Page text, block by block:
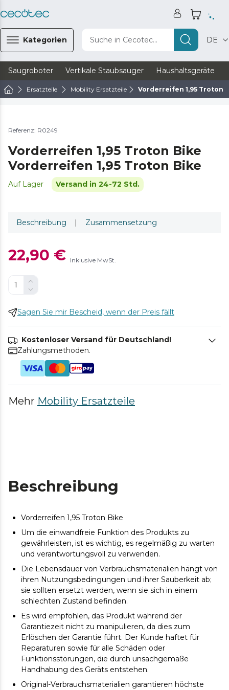
Kategorien Suche in Cecotec... DE
Saugroboter Vertikale Staubsauger Haushaltsgeräte
Ersatzteile Mobility Ersatzteile Vorderreifen 1,95 Troton
Referenz: R0249
Vorderreifen 1,95 Troton Bike
Vorderreifen 1,95 Troton Bike
Auf Lager Versand in 24-72 Std.
Beschreibung | Zusammensetzung
22,90 € Inklusive MwSt.
Sagen Sie mir Bescheid, wenn der Preis fällt
Kostenloser Versand für Deutschland!
Zahlungsmethoden.
Mehr Mobility Ersatzteile
Beschreibung
Vorderreifen 1,95 Troton Bike
Um die einwandfreie Funktion des Produkts zu
gewährleisten, ist es wichtig, es regelmäßig zu warten
und verantwortungsvoll zu verwenden.
Die Lebensdauer von Verbrauchsmaterialien hängt von
ihren Nutzungsbedingungen und ihrer Sauberkeit ab;
sie sollten ersetzt werden, wenn sie sich in einem
schlechten Zustand befinden.
Es wird empfohlen, das Produkt während der
Garantiezeit nicht zu manipulieren, da dies zum
Erlöschen der Garantie führt. Der Kunde haftet für
Reparaturen sowie für alle Schäden oder
Funktionsstörungen, die durch unsachgemäße
Handhabung des Geräts entstehen.
Original-Verbrauchsmaterialien garantieren höchste